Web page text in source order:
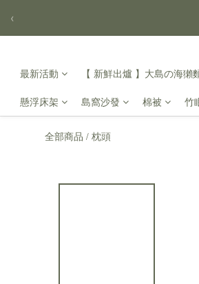
‹
最新活動 【 新鮮出爐 】大島の海獺
懸浮床架 島窩沙發 棉被 竹
全部商品 / 枕頭